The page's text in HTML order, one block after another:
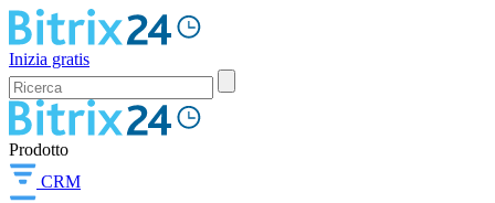
Inizia gratis
Prodotto
CRM